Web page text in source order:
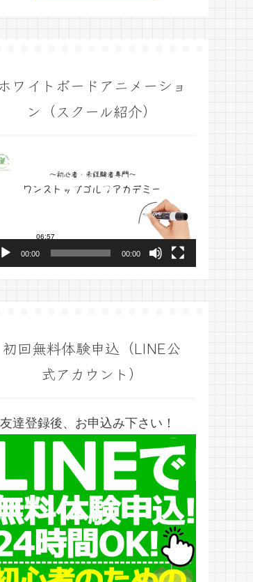
ホワイトボードアニメーショ
ン（スクール紹介）
00:00 00:00
初回無料体験申込（LINE公
式アカウント）
達登録後、お申込み下さい！